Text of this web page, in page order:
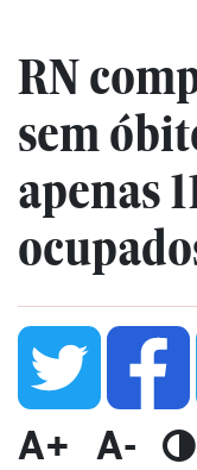
RN
sem
apenas
A+ A-